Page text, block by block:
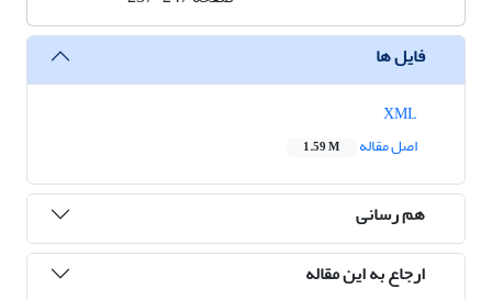
فایل ها
اصل مقاله
1.59 M
هم رسانی
ارجاع به این مقاله